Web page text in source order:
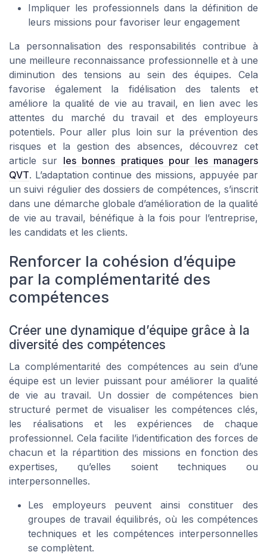
Impliquer les professionnels dans la définition de
leurs missions pour favoriser leur engagement
La personnalisation des responsabilités contribue à
une meilleure reconnaissance professionnelle et à une
diminution des tensions au sein des équipes. Cela
favorise également la fidélisation des talents et
améliore la qualité de vie au travail, en lien avec les
attentes du marché du travail et des employeurs
potentiels. Pour aller plus loin sur la prévention des
risques et la gestion des absences, découvrez cet
article sur les bonnes pratiques pour les managers
QVT. L’adaptation continue des missions, appuyée par
un suivi régulier des dossiers de compétences, s’inscrit
dans une démarche globale d’amélioration de la qualité
de vie au travail, bénéfique à la fois pour l’entreprise,
les candidats et les clients.
Renforcer la cohésion d’équipe
par la complémentarité des
compétences
Créer une dynamique d’équipe grâce à la
diversité des compétences
La complémentarité des compétences au sein d’une
équipe est un levier puissant pour améliorer la qualité
de vie au travail. Un dossier de compétences bien
structuré permet de visualiser les compétences clés,
les réalisations et les expériences de chaque
professionnel. Cela facilite l’identification des forces de
chacun et la répartition des missions en fonction des
expertises, qu’elles soient techniques ou
interpersonnelles.
Les employeurs peuvent ainsi constituer des
groupes de travail équilibrés, où les compétences
techniques et les compétences interpersonnelles
se complètent.